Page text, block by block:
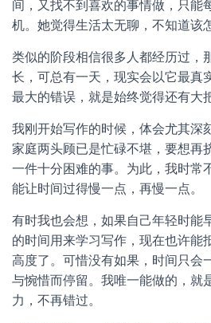
间，又找不到喜欢的事情做，只能
机。她觉得生活太无聊，不知道该
类似的阶段相信很多人都经历过，
长，可总有一天，现实会以它最真
最大的错误，就是始终觉得还有大
我刚开始写作的时候，体会尤其深
家庭两头顾已是忙碌不堪，要想再
一件十分困难的事。为此，我时常
能让时间过得慢一点，再慢一点。
有时我也会想，如果自己年轻时能
的时间用来学习写作，现在也许能
高度了。可惜没有如果，时间只会
与惋惜而停留。我唯一能做的，就
力，不再错过。